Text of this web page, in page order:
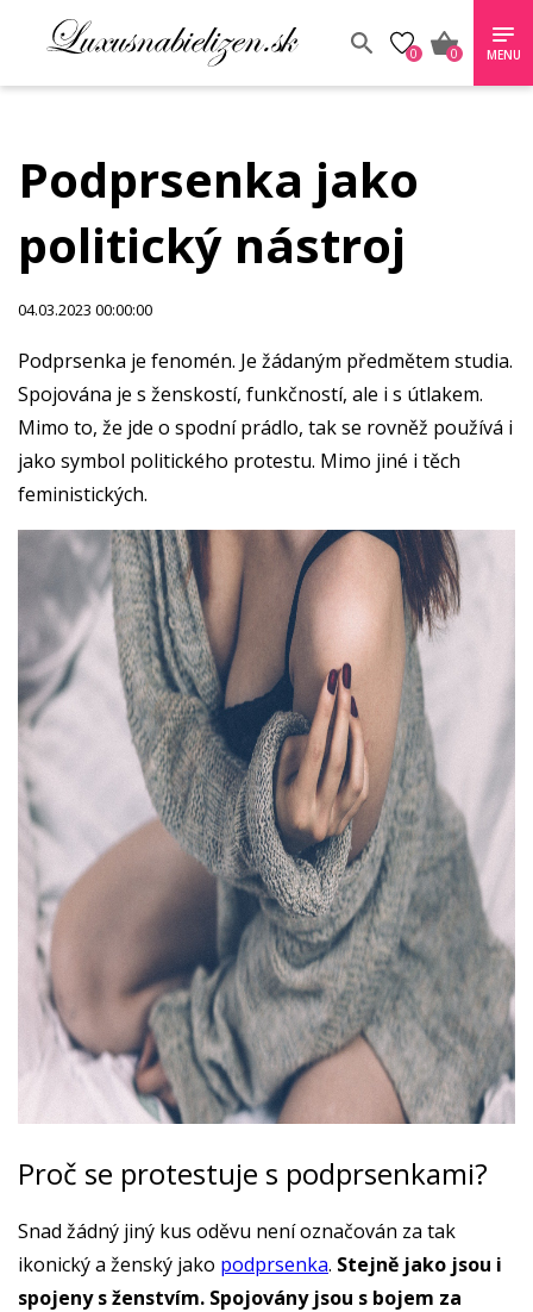
0 0 MENU
Podprsenka jako
politický nástroj
04.03.2023 00:00:00
Podprsenka je fenomén. Je žádaným předmětem studia.
Spojována je s ženskostí, funkčností, ale i s útlakem.
Mimo to, že jde o spodní prádlo, tak se rovněž používá i
jako symbol politického protestu. Mimo jiné i těch
feministických.
Proč se protestuje s podprsenkami?
Snad žádný jiný kus oděvu není označován za tak
ikonický a ženský jako podprsenka. Stejně jako jsou i
spojeny s ženstvím. Spojovány jsou s bojem za